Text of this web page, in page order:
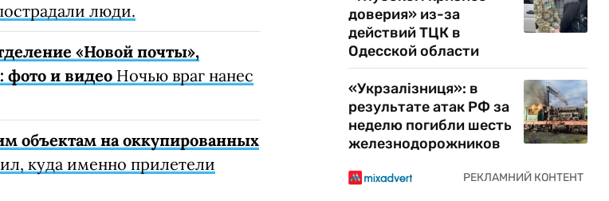
люди.
«Новой почты»,
фото и видео Ночью враг нанес
объектам на оккупированных
куда именно прилетели
доверия» из-за
действий ТЦК в
Одесской области
«Укрзалізниця»: в
результате атак РФ за
неделю погибли шесть
железнодорожников